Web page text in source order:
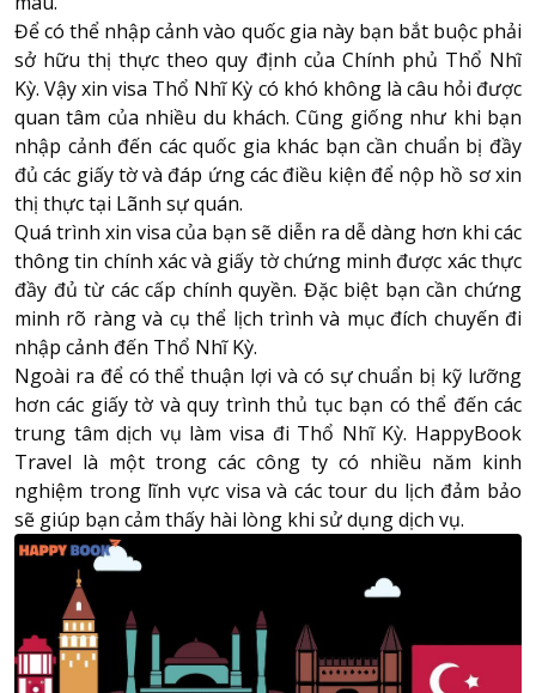
Để có thể nhập cảnh vào quốc gia này bạn bắt buộc phải
sở hữu thị thực theo quy định của Chính phủ Thổ Nhĩ
Kỳ. Vậy xin visa Thổ Nhĩ Kỳ có khó không là câu hỏi được
quan tâm của nhiều du khách. Cũng giống như khi bạn
nhập cảnh đến các quốc gia khác bạn cần chuẩn bị đầy
đủ các giấy tờ và đáp ứng các điều kiện để nộp hồ sơ xin
thị thực tại Lãnh sự quán.
Quá trình xin visa của bạn sẽ diễn ra dễ dàng hơn khi các
thông tin chính xác và giấy tờ chứng minh được xác thực
đầy đủ từ các cấp chính quyền. Đặc biệt bạn cần chứng
minh rõ ràng và cụ thể lịch trình và mục đích chuyến đi
nhập cảnh đến Thổ Nhĩ Kỳ.
Ngoài ra để có thể thuận lợi và có sự chuẩn bị kỹ lưỡng
hơn các giấy tờ và quy trình thủ tục bạn có thể đến các
trung tâm dịch vụ làm visa đi Thổ Nhĩ Kỳ. HappyBook
Travel là một trong các công ty có nhiều năm kinh
nghiệm trong lĩnh vực visa và các tour du lịch đảm bảo
sẽ giúp bạn cảm thấy hài lòng khi sử dụng dịch vụ.